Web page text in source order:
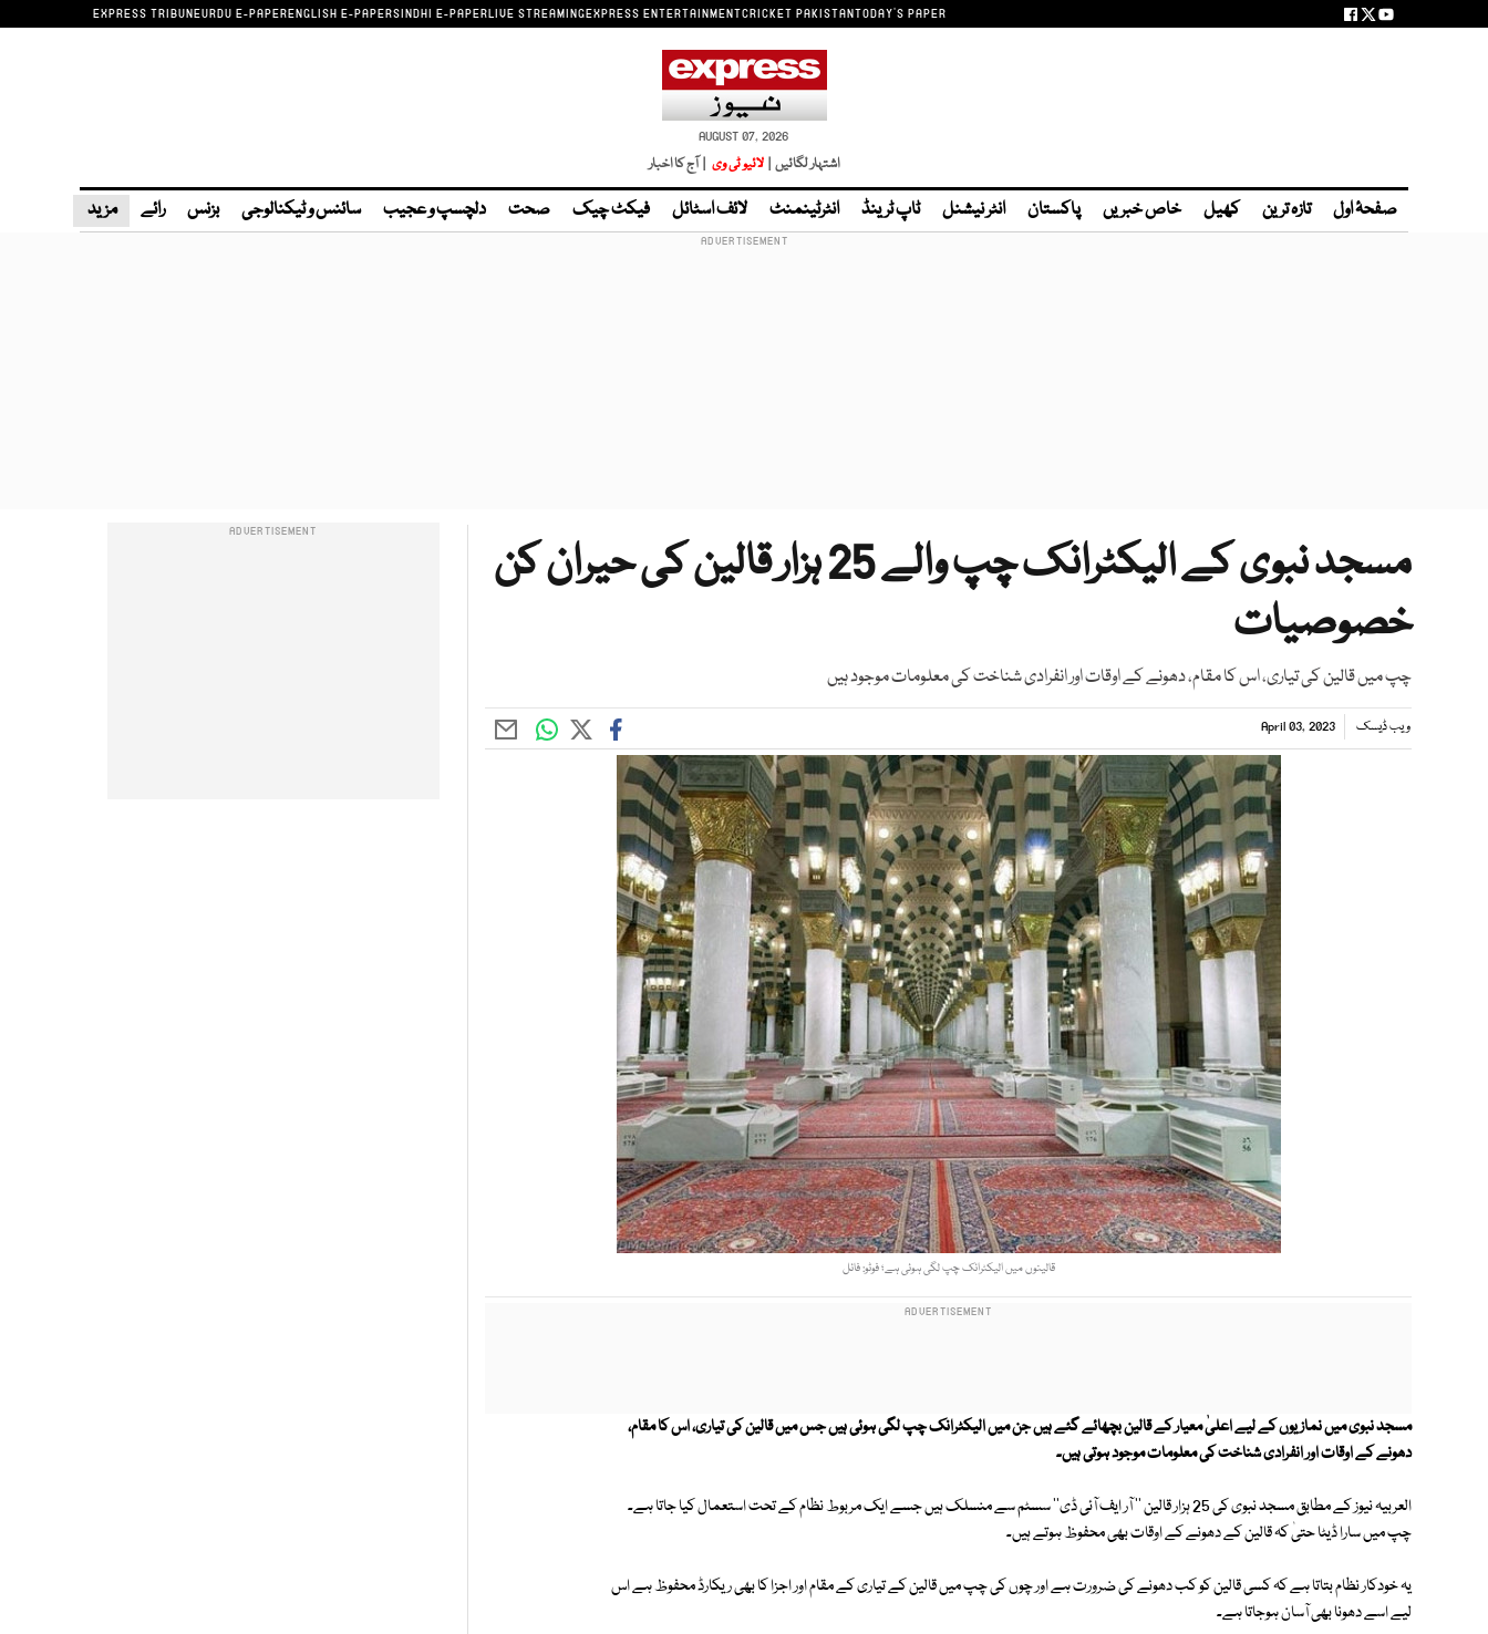
EXPRESS TRIBUNEURDU E-PAPERENGLISH E-PAPERSINDHI E-PAPERLIVE STREAMINGEXPRESS ENTERTAINMENTCRICKET PAKISTANTODAY'S PAPER
AUGUST 07, 2026
اشتہار لگائیں | لائیو ٹی وی | آج کا اخبار
صفحۂ اول تازہ ترین کھیل خاص خبریں پاکستان انٹر نیشنل ٹاپ ٹرینڈ انٹرٹینمنٹ لائف اسٹائل فیکٹ چیک صحت دلچسپ و عجیب سائنس و ٹیکنالوجی بزنس رائے مزید
مسجد نبوی کے الیکٹرانک چپ والے 25 ہزار قالین کی حیران کن
خصوصیات
چپ میں قالین کی تیاری، اس کا مقام، دھونے کے اوقات اور انفرادی شناخت کی معلومات موجود ہیں
ویب ڈیسک April 03, 2023
قالینوں میں الیکٹرانک چپ لگی ہوئی ہے؛ فوٹو: فائل
مسجد نبوی میں نمازیوں کے لیے اعلیٰ معیار کے قالین بچھائے گئے ہیں جن میں الیکٹرانک چپ لگی ہوئی ہیں جس میں قالین کی تیاری، اس کا مقام،
دھونے کے اوقات اور انفرادی شناخت کی معلومات موجود ہوتی ہیں۔
العربیہ نیوز کے مطابق مسجد نبوی کی 25 ہزار قالین '' آر ایف آئی ڈی'' سسٹم سے منسلک ہیں جسے ایک مربوط نظام کے تحت استعمال کیا جاتا ہے۔
چپ میں سارا ڈیٹا حتیٰ کہ قالین کے دھونے کے اوقات بھی محفوظ ہوتے ہیں۔
یہ خودکار نظام بتاتا ہے کہ کسی قالین کو کب دھونے کی ضرورت ہے اور چوں کی چپ میں قالین کے تیاری کے مقام اور اجزا کا بھی ریکارڈ محفوظ ہے اس
لیے اسے دھونا بھی آسان ہوجاتا ہے۔